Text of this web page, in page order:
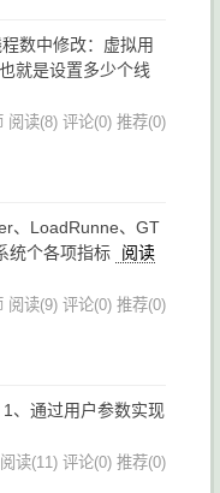
数中修改：虚拟用
就是设置多少个线
阅读(8) 评论(0) 推荐(0)
、LoadRunne、GT
统个各项指标
阅读
阅读(9) 评论(0) 推荐(0)
、通过用户参数实现
阅读(11) 评论(0) 推荐(0)